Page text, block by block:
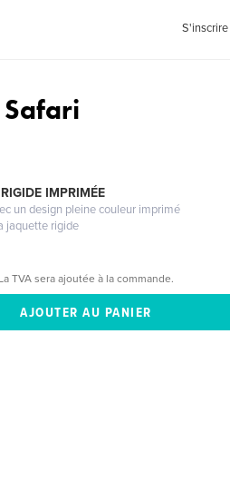
S'inscrire
IMPRIMÉE
un design pleine couleur imprimé
jaquette rigide
La TVA sera ajoutée à la commande.